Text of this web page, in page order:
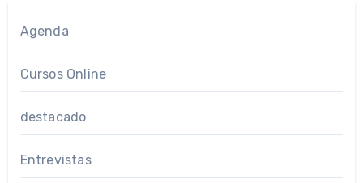
Agenda
Cursos Online
destacado
Entrevistas